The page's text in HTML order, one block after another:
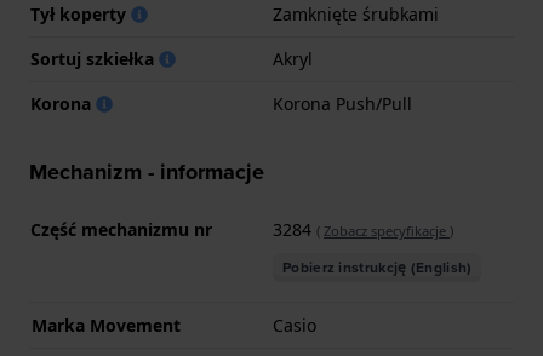
Tył koperty
Zamknięte śrubkami
Sortuj szkiełka
Akryl
Korona
Korona Push/Pull
Mechanizm - informacje
Część mechanizmu nr 3284 ( Zobacz specyfikacje )
Pobierz instrukcję (English)
Marka Movement
Casio